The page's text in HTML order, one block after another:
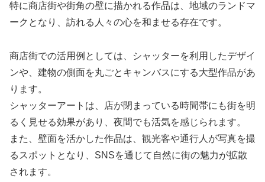
特に商店街や街角の壁に描かれる作品は、地域のランドマ
ークとなり、訪れる人々の心を和ませる存在です。
商店街での活用例としては、シャッターを利用したデザイ
ンや、建物の側面を丸ごとキャンバスにする大型作品があ
ります。
シャッターアートは、店が閉まっている時間帯にも街を明
るく見せる効果があり、夜間でも活気を感じられます。
また、壁面を活かした作品は、観光客や通行人が写真を撮
るスポットとなり、SNSを通じて自然に街の魅力が拡散
されます。